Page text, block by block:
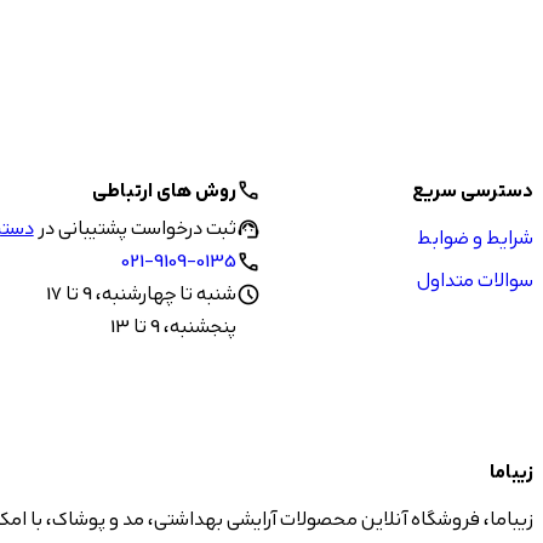
دسترسی سریع
شرایط و ضوابط
سوالات متداول
callروش های ارتباطی
support_agentثبت درخواست پشتیبانی در
call
021-9109-0135
scheduleشنبه تا چهارشنبه، 9 تا 17
پنجشنبه، 9 تا 13
زیباما
زیباما، فروشگاه آنلاین محصولات آرایشی بهداشتی، مد و پوشاک، با